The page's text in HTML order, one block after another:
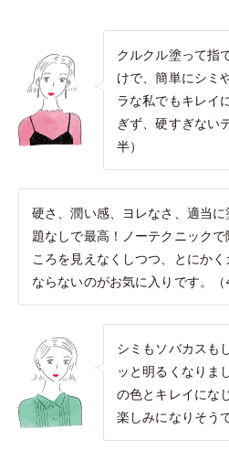
クルクル塗って指
けで、簡単にシミ
ラな私でもキレイ
ぎず、硬すぎない
半）
硬さ、潤い感、ヨレなさ、適当
題なしで最高！ノーテクニックで
ころを見えなくしつつ、とにか
ならないのがお気に入りです。（
シミもソバカスも
ッと明るくなりま
の色とキレイにな
楽しみになりそう